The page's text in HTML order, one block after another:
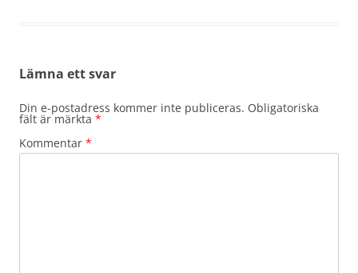
Lämna ett svar
Din e-postadress kommer inte publiceras. Obligatoriska
fält är märkta *
Kommentar *